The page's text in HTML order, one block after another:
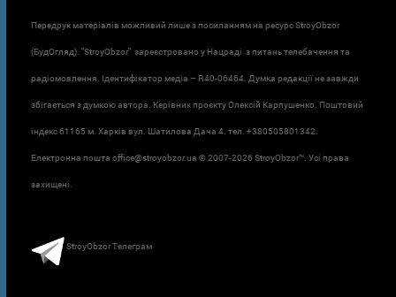
Передрук матеріалів можливий лише з посиланням на ресурс StroyObzor
(БудОгляд). "StroyObzor" зареєстровано у Нацраді з питань телебачення та
радіомовлення. Ідентифікатор медіа – R40-06464. Думка редакції не завжди
збігається з думкою автора. Керівник проєкту Олексій Карпушенко. Поштовий
індекс 61165 м. Харків вул. Шатилова Дача 4. тел. +380505801342.
Електронна пошта office@stroyobzor.ua © 2007-2026 StroyObzor™. Усі права
захищені.
StroyObzor Телеграм